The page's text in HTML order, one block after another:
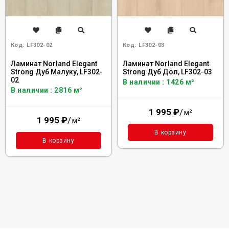
Код: LF302-02
Ламинат Norland Elegant
Strong Дуб Малуку, LF302-
02
В наличии : 2816 м²
1 995 ₽/м²
В корзину
Код: LF302-03
Ламинат Norland Elegant
Strong Дуб Дол, LF302-03
В наличии : 1426 м²
1 995 ₽/м²
В корзину